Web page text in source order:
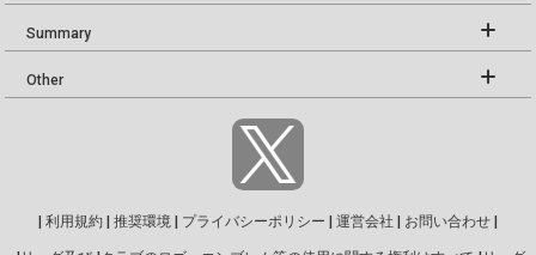
Summary
Other
利用規約 推奨環境 プライバシーポリシー 運営会社 お問い合わせ